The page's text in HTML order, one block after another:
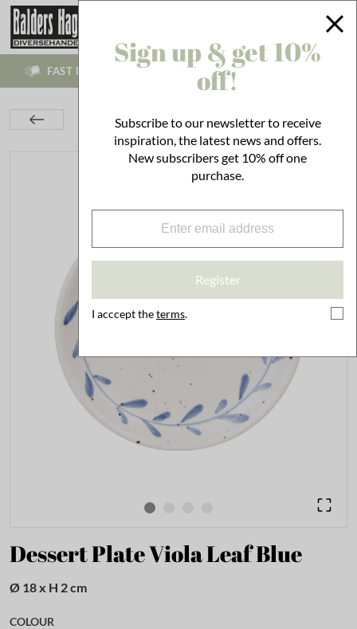
FAST DELIVERIES BETWEEN 1-4 WORKING DAYS!
Dessert Plate Viola Leaf Blue
Dessert Plate Viola Leaf Blue
Ø 18 x H 2 cm
COLOUR
Sign up & get 10%
off!
Subscribe to our newsletter to receive
inspiration, the latest news and offers.
New subscribers get 10% off one
purchase.
Register
I acccept theterms.